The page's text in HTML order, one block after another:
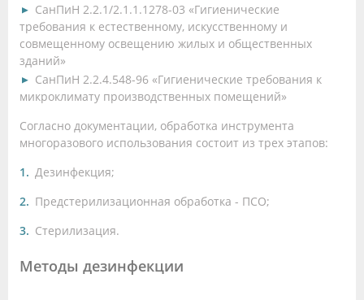
СанПиН 2.2.1/2.1.1.1278-03 «Гигиенические
требования к естественному, искусственному и
совмещенному освещению жилых и общественных
зданий»
СанПиН 2.2.4.548-96 «Гигиенические требования к
микроклимату производственных помещений»
Согласно документации, обработка инструмента
многоразового использования состоит из трех этапов:
Дезинфекция;
Предстерилизационная обработка - ПСО;
Стерилизация.
Методы дезинфекции